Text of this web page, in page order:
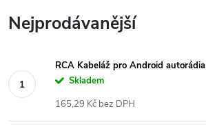
Nejprodávanější
RCA Kabeláž pro Android autorádia
Skladem
165,29 Kč bez DPH